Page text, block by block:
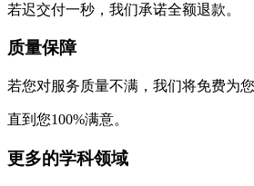
若迟交付一秒，我们承诺全额退款。
质量保障
若您对服务质量不满，我们将免费为您
直到您100%满意。
更多的学科领域